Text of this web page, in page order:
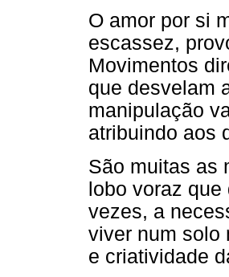
O amor por si
escassez,
Movimentos
que desvelam
manipulação
atribuindo aos
São muitas as
lobo voraz
vezes, a
viver num solo
e criatividade